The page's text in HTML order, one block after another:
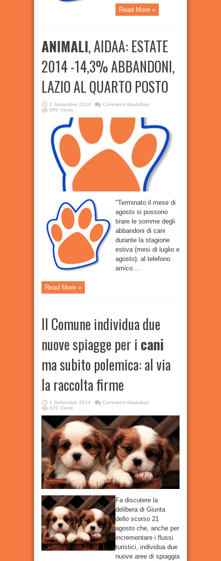
Read More »
ANIMALI, AIDAA: ESTATE
2014 -14,3% ABBANDONI,
LAZIO AL QUARTO POSTO
1 Settembre 2014 Commenti disabilitatisu
2014
-14,3%
ABBANDONI,
LAZIO
QUARTO
POSTO
866 Views
"Terminato il mese di
agosto si possono
tirare le somme degli
abbandoni di cani
durante la stagione
estiva (mesi di luglio e
agosto), al telefono
amico ...
Read More »
Il Comune individua due
nuove spiagge per i cani
ma subito polemica: al via
la raccolta firme
1 Settembre 2014 Commenti disabilitatisu
individua
due
nuove
spiagge
per
i
cani
ma
subito
polemica:
al
via
la
raccolta
835 Views
Fa discutere la
delibera di Giunta
dello scorso 21
agosto che, anche per
incrementare i flussi
turistici, individua due
nuove aree di spiaggia